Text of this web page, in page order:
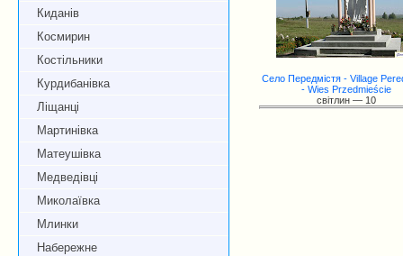
Киданів
Космирин
Костільники
Курдибанівка
Ліщанці
Мартинівка
Матеушівка
Медведівці
Миколаївка
Млинки
Набережне
Село Передмістя - Village
- Wies Przedmieście
світлин — 10